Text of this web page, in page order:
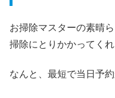
お掃除マスターの素晴
掃除にとりかかってくれ
なんと、最短で当日予約